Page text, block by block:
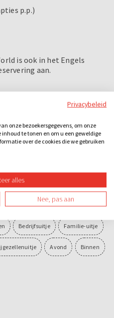
p.p.)
is ook in het Engels
aan.
Game Save The World
Bedrijfsuitje Familie-uitje
Avond Binnen
Privacybeleid
onze bezoekersgegevens, om onze
te tonen en om u een geweldige
over de cookies die we gebruiken
alles
Nee, pas aan